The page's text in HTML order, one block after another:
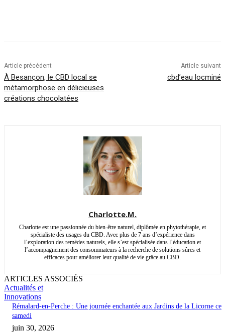
Article précédent
À Besançon, le CBD local se
métamorphose en délicieuses
créations chocolatées
Article suivant
cbd’eau locminé
Charlotte.M.
Charlotte est une passionnée du bien-être naturel, diplômée en phytothérapie, et
spécialiste des usages du CBD. Avec plus de 7 ans d’expérience dans
l’exploration des remèdes naturels, elle s’est spécialisée dans l’éducation et
l’accompagnement des consommateurs à la recherche de solutions sûres et
efficaces pour améliorer leur qualité de vie grâce au CBD.
ARTICLES ASSOCIÉS
Actualités et
Innovations
Rémalard-en-Perche : Une journée enchantée aux Jardins de la Licorne ce
samedi
juin 30, 2026